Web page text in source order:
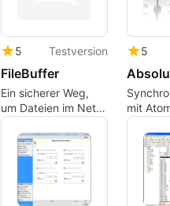
5 Testversion
FileBuffer
Ein sicherer Weg,
um Dateien im Netz
zu teilen, zu
übertragen und
auszutauschen
5
mit